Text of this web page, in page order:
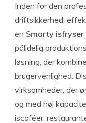
Inden for den
driftsikkerhed,
en Smarty isfryser
pålidelig
løsning, der
brugervenlighed.
virksomheder, der
og med høj
iscaféer,